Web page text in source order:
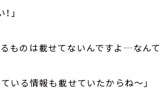
」
ものは載せてないんですよ…なん
ている情報も載せていたからね～」